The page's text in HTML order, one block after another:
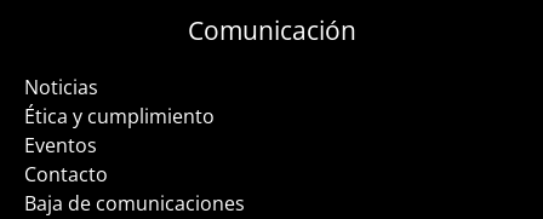
Comunicación
Noticias
Ética y cumplimiento
Eventos
Contacto
Baja de comunicaciones